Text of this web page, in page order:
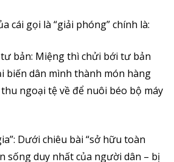
cái gọi là “giải phóng” chính là:
bản: Miệng thì chửi bới tư bản
biến dân mình thành món hàng
ngoại tệ về để nuôi béo bộ máy
Dưới chiêu bài “sở hữu toàn
sống duy nhất của người dân – bị